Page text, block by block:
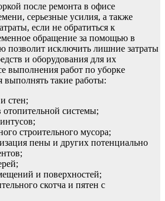
после ремонта в офисе
серьезные усилия, а также
если не обратиться к
обращение за помощью в
позволит исключить лишние затраты
и оборудования для их
выполнения работ по уборке
такие работы:
стен;
системы;
строительного мусора;
пены и других потенциально
и поверхностей;
скотча и пятен с